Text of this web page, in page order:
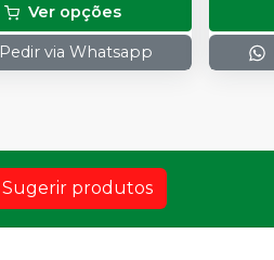
Ver opções
Pedir via Whatsapp
Sugerir produtos